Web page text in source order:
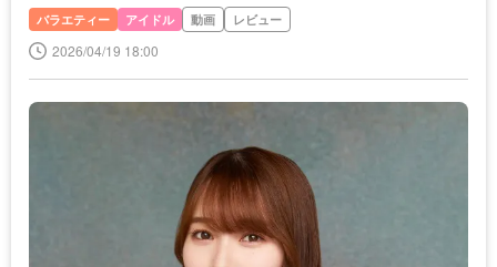
バラエティー アイドル 動画 レビュー
2026/04/19 18:00